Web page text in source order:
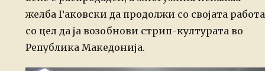
желба Гаковски да продолжи со својата работа
со цел да ја возобнови стрип-културата во
Република Македонија.